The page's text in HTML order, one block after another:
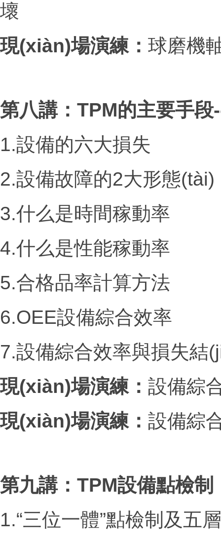
壞
現(xiàn)場演練： 球磨機
第八講： TPM的主要手段
1.設備的六大損失
2.設備故障的2大形態(tài)
3.什么是時間稼動率
4.什么是性能稼動率
5.合格品率計算方法
6.OEE設備綜合效率
7.設備綜合效率與損失結
現(xiàn)場演練： 設備綜
現(xiàn)場演練： 設備綜
第九講： TPM設備點檢制
1.“三位一體”點檢制及五